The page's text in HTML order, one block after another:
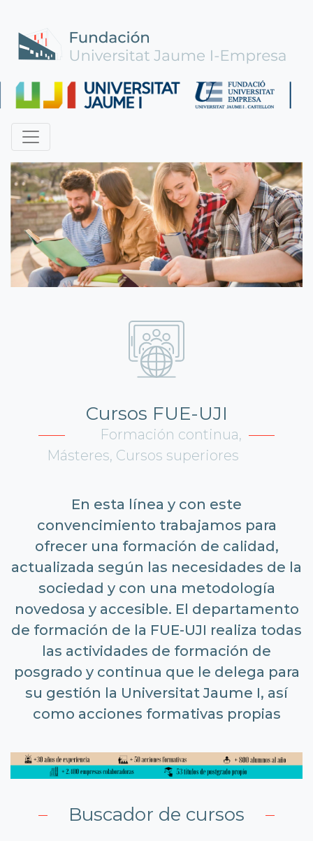
Cursos FUE-UJI
Formación continua,
Másteres, Cursos superiores
En esta línea y con este
convencimiento trabajamos para
ofrecer una formación de calidad,
actualizada según las necesidades de la
sociedad y con una metodología
novedosa y accesible. El departamento
de formación de la FUE-UJI realiza todas
las actividades de formación de
posgrado y continua que le delega para
su gestión la Universitat Jaume I, así
como acciones formativas propias
Buscador de cursos